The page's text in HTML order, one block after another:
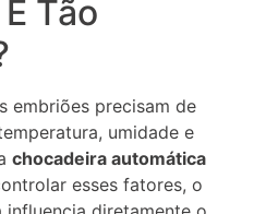
Tão
embriões precisam de
umidade e
chocadeira automática
esses fatores, o